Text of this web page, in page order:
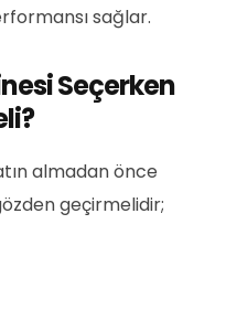
sağlar.
Seçerken
almadan önce
geçirmelidir;